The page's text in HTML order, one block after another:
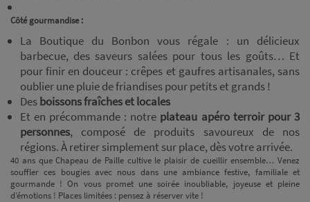
Côté gourmandise :
La Boutique du Bonbon vous régale : un délicieux
barbecue, des saveurs salées pour tous les goûts… Et
pour finir en douceur : crêpes et gaufres artisanales, sans
oublier une pluie de friandises pour petits et grands !
Desboissons fraîches et locales
Et en précommande : notre plateau apéro terroir pour 3
personnes, composé de produits savoureux de nos
régions. À retirer simplement sur place, dès votre arrivée.
40 ans que Chapeau de Paille cultive le plaisir de cueillir ensemble… Venez
souffler ces bougies avec nous dans une ambiance festive, familiale et
gourmande ! On vous promet une soirée inoubliable, joyeuse et pleine
d’émotions ! Places limitées : pensez à réserver vite !